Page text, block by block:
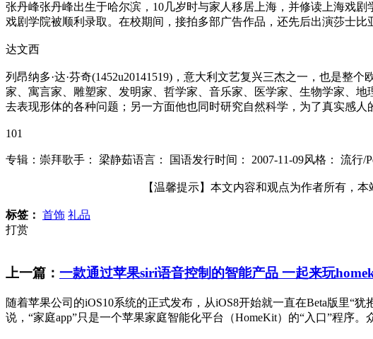
张丹峰张丹峰出生于哈尔滨，10几岁时与家人移居上海，并修读上海戏
戏剧学院被顺利录取。在校期间，接拍多部广告作品，还先后出演莎士比
达文西
列昂纳多·达·芬奇(1452u20141519)，意大利文艺复兴三杰之一，也是整
家、寓言家、雕塑家、发明家、哲学家、音乐家、医学家、生物学家、
去表现形体的各种问题；另一方面他也同时研究自然科学，为了真实感
101
专辑：崇拜歌手： 梁静茹语言： 国语发行时间： 2007-11-09风格： 流行/
【温馨提示】本文内容和观点为作者所有，
标签： 首饰 礼品
打赏
上一篇： 一款通过苹果siri语音控制的智能产品 一起来玩
随着苹果公司的iOS10系统的正式发布，从iOS8开始就一直在Beta版里“
说，“家庭app”只是一个苹果家庭智能化平台（HomeKit）的“入口”程序。